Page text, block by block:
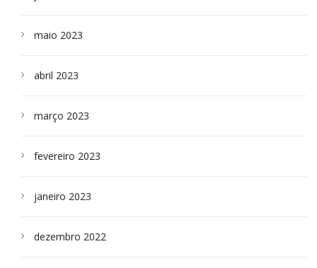
maio 2023
abril 2023
março 2023
fevereiro 2023
janeiro 2023
dezembro 2022